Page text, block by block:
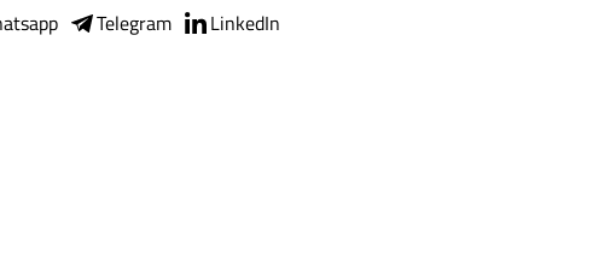
Telegram LinkedIn